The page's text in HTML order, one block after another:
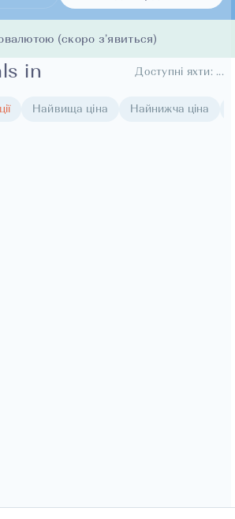
in Доступні яхти:
(скоро з’явиться)
Найвища ціна Найнижча ціна